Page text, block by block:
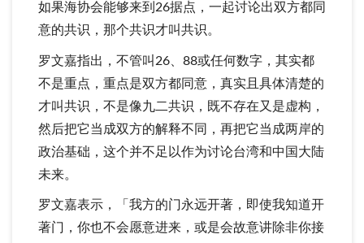
如果海协会能够来到26据点，一起讨论出双方都同
意的共识，那个共识才叫共识。
罗文嘉指出，不管叫26、88或任何数字，其实都
不是重点，重点是双方都同意，真实且具体清楚的
才叫共识，不是像九二共识，既不存在又是虚构，
然后把它当成双方的解释不同，再把它当成两岸的
政治基础，这个并不足以作为讨论台湾和中国大陆
未来。
罗文嘉表示，「我方的门永远开著，即使我知道开
著门，你也不会愿意进来，或是会故意讲除非你接